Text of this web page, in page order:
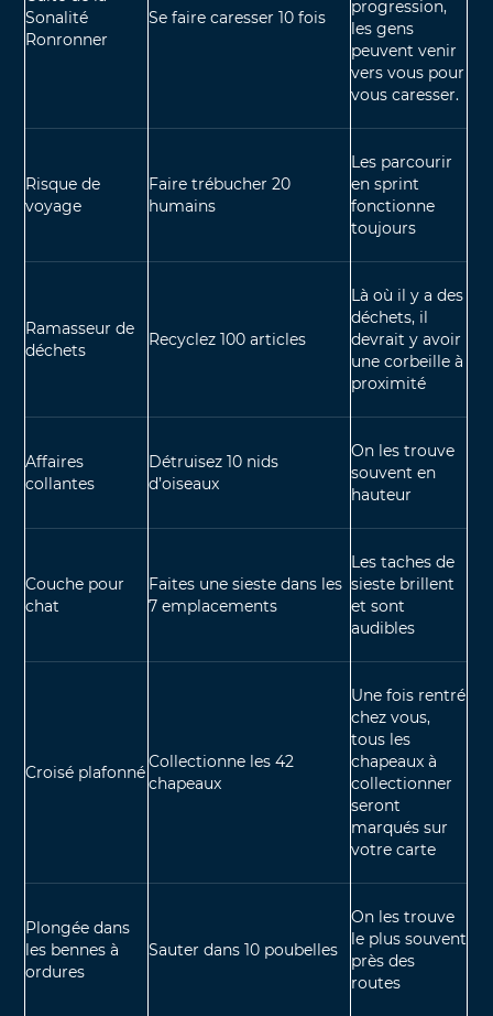
Sonalité
Ronronner
Se faire caresser 10 fois
progression,
les gens
peuvent venir
vers vous pour
vous caresser.
Risque de
voyage
Faire trébucher 20
humains
Les parcourir
en sprint
fonctionne
toujours
Ramasseur de
déchets
Recyclez 100 articles
Là où il y a des
déchets, il
devrait y avoir
une corbeille à
proximité
Affaires
collantes
Détruisez 10 nids
d’oiseaux
On les trouve
souvent en
hauteur
Couche pour
chat
Faites une sieste dans les
7 emplacements
Les taches de
sieste brillent
et sont
audibles
Croisé plafonné
Collectionne les 42
chapeaux
Une fois rentré
chez vous,
tous les
chapeaux à
collectionner
seront
marqués sur
votre carte
Plongée dans
les bennes à
ordures
Sauter dans 10 poubelles
On les trouve
le plus souvent
près des
routes